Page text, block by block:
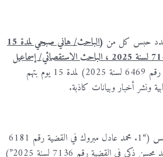
تجدد حبس كل من
(الباحث/ هاني صبحي لمدة 15
يوما في القضية رقم 7143 لسنة 2025 ، الباحث الاستقصائي/ إسماعيل
في القضية رقم 6469 لسنة 2025) لمدة 15 يوم بتهم
ونشر أخبار وبيانات كاذبة.
جددت ذات النيابة حبس (“1. محمد عادل مبروك في القضية رقم 6181
لسنة 2025” ، “2. محمد محسن ذكي في القضية رقم 7136 لسنة 2025”)